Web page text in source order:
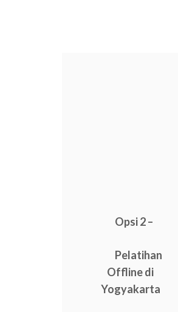
Opsi 2 –
Pelatihan
Offline di
Yogyakarta